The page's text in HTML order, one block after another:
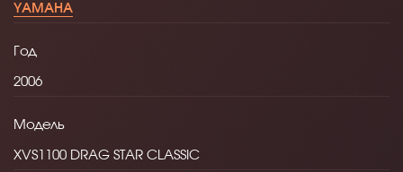
YAMAHA
Год
2006
Модель
XVS1100 DRAG STAR CLASSIC